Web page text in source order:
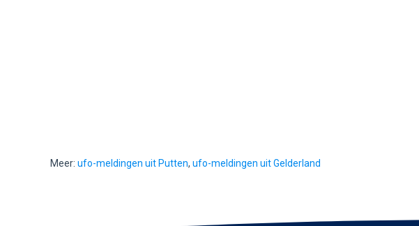
Meer: ufo-meldingen uit Putten, ufo-meldingen uit Gelderland